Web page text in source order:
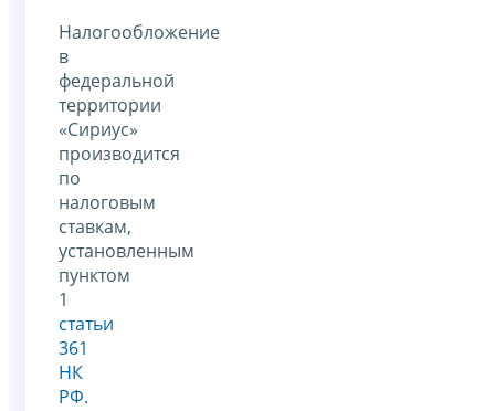
Налогообложение
в
федеральной
территории
«Сириус»
производится
по
налоговым
ставкам,
установленным
пунктом
1
статьи
361
НК
РФ.